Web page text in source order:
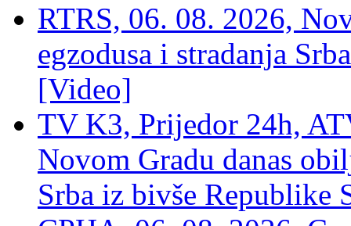
RTRS, 06. 08. 2026,
egzodusa i stradanja
[Video]
TV K3, Prijedor 24h,
Novom Gradu danas
Srba iz bivše Republike